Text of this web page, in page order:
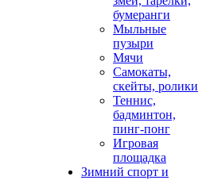
бумеранги
Мыльные
пузыри
Мячи
Самокаты,
скейты, ролики
Теннис,
бадминтон,
пинг-понг
Игровая
площадка
Зимний спорт и